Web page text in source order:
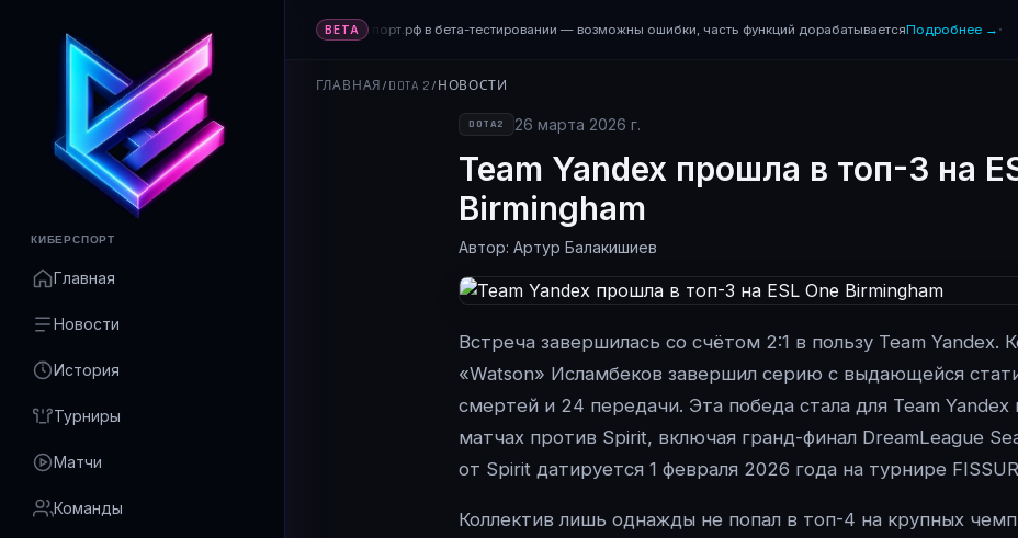
КИБЕРСПОРТ
Главная
Новости
История
Турниры
Матчи
Команды
BETA
Платформа Киберспорт.рф в бета-тестировании — возможны ошибки, часть функций дорабатываетсяПодробнее →·
ГЛАВНАЯ/ DOTA 2/ НОВОСТИ
DOTA2 26 марта 2026 г.
Team Yandex прошла в топ-3 на
Birmingham
Автор: Артур Балакишиев
Встреча завершилась со счётом 2:1 в пользу Team
«Watson» Исламбеков завершил серию с выдающейся
смертей и 24 передачи. Эта победа стала для Team
матчах против Spirit, включая гранд-финал DreamLeague
от Spirit датируется 1 февраля 2026 года на турнире
Коллектив лишь однажды не попал в топ-4 на крупных